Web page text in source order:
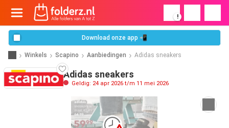
!
Download onze app 📲
Winkels Scapino Aanbiedingen Adidas sneakers
Adidas sneakers
Geldig: 24 apr 2026 t/m 11 mei 2026